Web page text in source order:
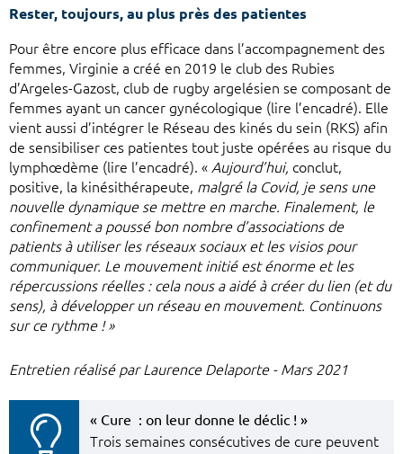
Rester, toujours, au plus près des patientes
Pour être encore plus efficace dans l’accompagnement des
femmes, Virginie a créé en 2019 le club des Rubies
d’Argeles-Gazost, club de rugby argelésien se composant de
femmes ayant un cancer gynécologique (lire l’encadré). Elle
vient aussi d’intégrer le Réseau des kinés du sein (RKS) afin
de sensibiliser ces patientes tout juste opérées au risque du
lymphœdème (lire l’encadré). « Aujourd’hui, conclut,
positive, la kinésithérapeute, malgré la Covid, je sens une
nouvelle dynamique se mettre en marche. Finalement, le
confinement a poussé bon nombre d’associations de
patients à utiliser les réseaux sociaux et les visios pour
communiquer. Le mouvement initié est énorme et les
répercussions réelles : cela nous a aidé à créer du lien (et du
sens), à développer un réseau en mouvement. Continuons
sur ce rythme ! »
Entretien réalisé par Laurence Delaporte - Mars 2021
« Cure : on leur donne le déclic ! »
Trois semaines consécutives de cure peuvent